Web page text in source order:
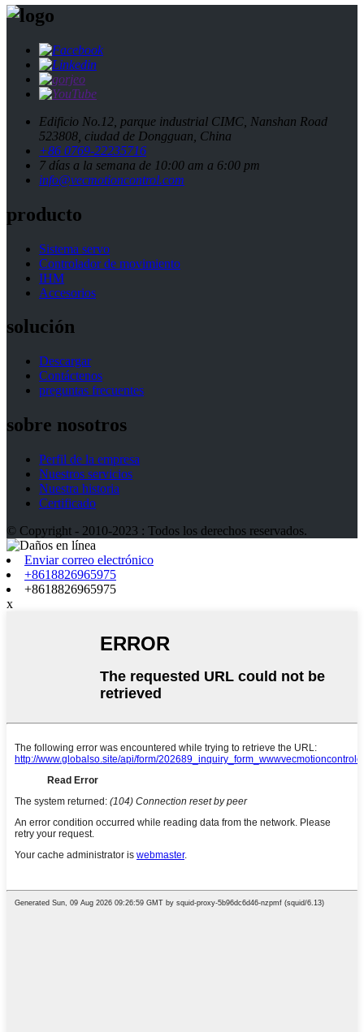
Edificio No.12, parque industrial CIMC, Nanshan Road
523808, ciudad de Dongguan, China
+86 0769-22235716
7 días a la semana de 10:00 am a 6:00 pm
info@vecmotioncontrol.com
producto
Sistema servo
Controlador de movimiento
IHM
Accesorios
solución
Descargar
Contáctenos
preguntas frecuentes
sobre nosotros
Perfil de la empresa
Nuestros servicios
Nuestra historia
Certificado
© Copyright - 2010-2023 : Todos los derechos reservados.
Enviar correo electrónico
+8618826965975
+8618826965975
x